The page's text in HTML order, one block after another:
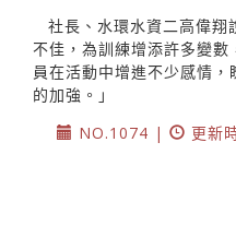
社長、水環水資二高偉翔
不佳，為訓練增添許多變
員在活動中增進不少感情
的加強。」
NO.1074 |
更新